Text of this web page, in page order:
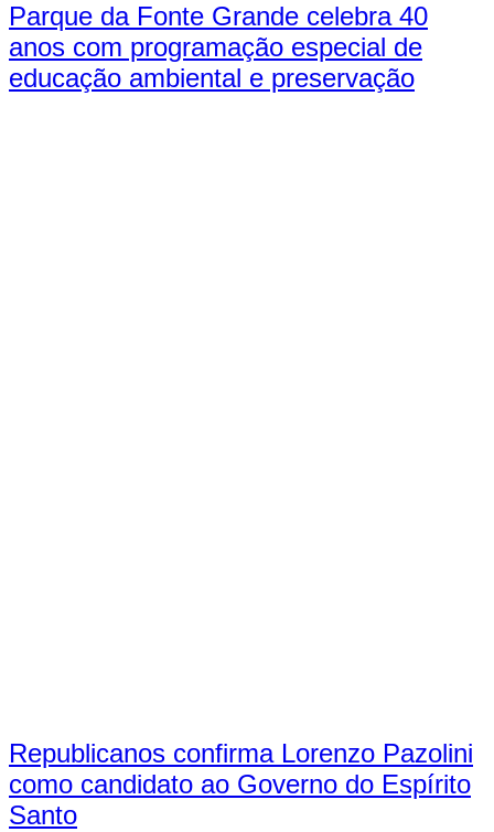
Parque da Fonte Grande celebra 40
anos com programação especial de
educação ambiental e preservação
Republicanos confirma Lorenzo Pazolini
como candidato ao Governo do Espírito
Santo